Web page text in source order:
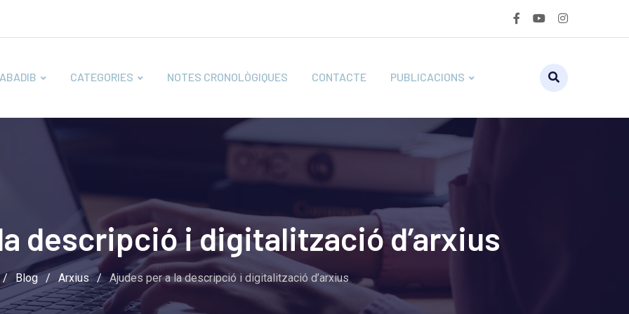
ABADIB CATEGORIES NOTES CRONOLÒGIQUES CONTACTE PUBLICACIONS
descripció i digitalització d’arxius
/ Blog / Arxius / Ajudes per a la descripció i digitalització d’arxius